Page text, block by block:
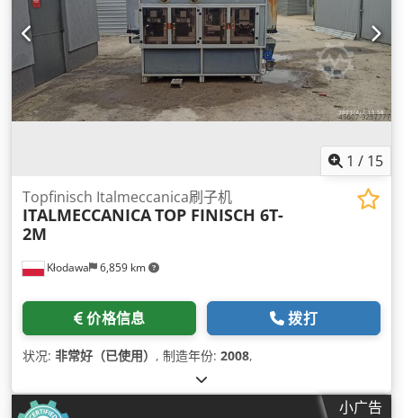
1 / 15
Kłodawa 6,859 km
Topfinisch Italmeccanica刷子机
ITALMECCANICATOP FINISCH 6T-
2M
价格信息 拨打
状况: 非常好（已使用） , 制造年份: 2008,
小广告